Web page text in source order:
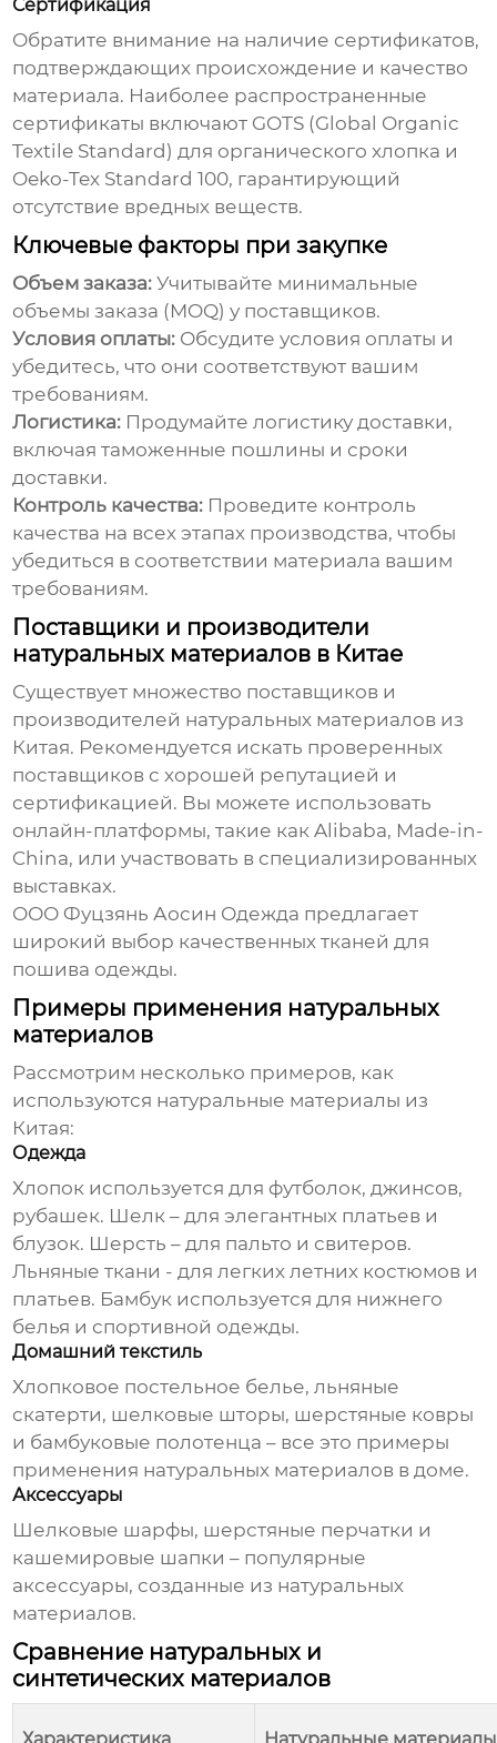
Сертификация
Обратите внимание на наличие сертификатов,
подтверждающих происхождение и качество
материала. Наиболее распространенные
сертификаты включают GOTS (Global Organic
Textile Standard) для органического хлопка и
Oeko-Tex Standard 100, гарантирующий
отсутствие вредных веществ.
Ключевые факторы при закупке
Объем заказа: Учитывайте минимальные
объемы заказа (MOQ) у поставщиков.
Условия оплаты: Обсудите условия оплаты и
убедитесь, что они соответствуют вашим
требованиям.
Логистика: Продумайте логистику доставки,
включая таможенные пошлины и сроки
доставки.
Контроль качества: Проведите контроль
качества на всех этапах производства, чтобы
убедиться в соответствии материала вашим
требованиям.
Поставщики и производители
натуральных материалов в Китае
Существует множество поставщиков и
производителей натуральных материалов из
Китая. Рекомендуется искать проверенных
поставщиков с хорошей репутацией и
сертификацией. Вы можете использовать
онлайн-платформы, такие как Alibaba, Made-in-
China, или участвовать в специализированных
выставках.
ООО Фуцзянь Аосин Одежда предлагает
широкий выбор качественных тканей для
пошива одежды.
Примеры применения натуральных
материалов
Рассмотрим несколько примеров, как
используются натуральные материалы из
Китая:
Одежда
Хлопок используется для футболок, джинсов,
рубашек. Шелк – для элегантных платьев и
блузок. Шерсть – для пальто и свитеров.
Льняные ткани - для легких летних костюмов и
платьев. Бамбук используется для нижнего
белья и спортивной одежды.
Домашний текстиль
Хлопковое постельное белье, льняные
скатерти, шелковые шторы, шерстяные ковры
и бамбуковые полотенца – все это примеры
применения натуральных материалов в доме.
Аксессуары
Шелковые шарфы, шерстяные перчатки и
кашемировые шапки – популярные
аксессуары, созданные из натуральных
материалов.
Сравнение натуральных и
синтетических материалов